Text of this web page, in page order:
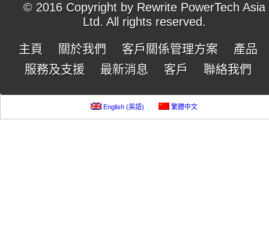
© 2016 Copyright by Rewrite PowerTech Asia
Ltd. All rights reserved.
主頁 關於我們 客戶關係管理方案
產品
服務及支援
最新消息 客戶 聯絡我們
English (英語) 繁體中文